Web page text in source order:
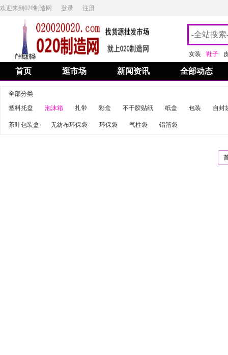
欢迎来到020制造网 登录 注册
女装 鞋子
首页 逛市场 新闻资讯 全部动态
全部分类
塑料托盘
泡沫箱 扎带 彩盒 不干胶贴纸 纸盒 包装 自封
茶叶包装盒 无纺布环保袋 环保袋 气柱袋 铝箔袋